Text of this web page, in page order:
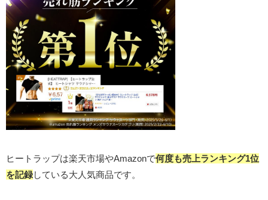
ヒートラップは楽天市場やAmazonで何度も売上ランキング1位
を記録している大人気商品です。